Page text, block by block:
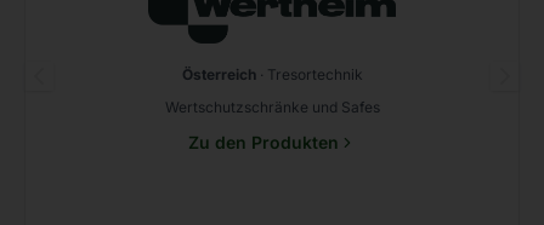
Österreich· Tresortechnik
Wertschutzschränke und Safes
Zu den Produkten